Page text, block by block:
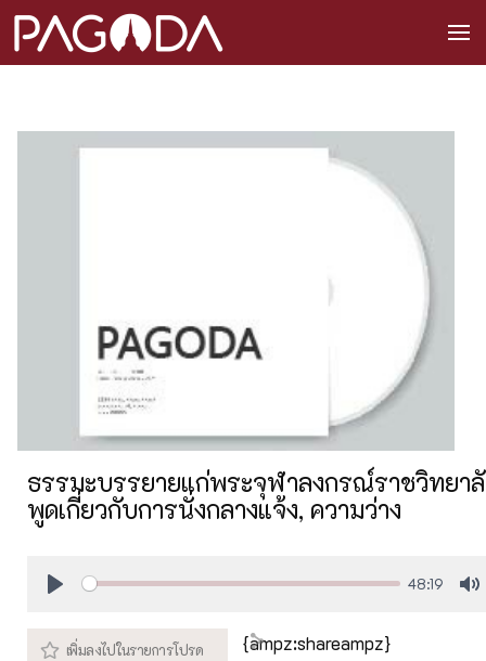
ธรรมะบรรยายแก่พระจุฬาลงกรณ์ราชวิทยา
พูดเกี่ยวกับการนั่งกลางแจ้ง, ความว่าง
48:19
{ampz:shareampz}